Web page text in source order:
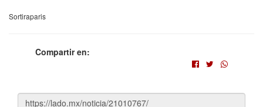
Sortiraparis
Compartir en: